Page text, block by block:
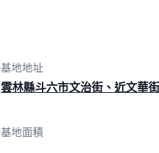
基地地址
雲林縣斗六市文治街、近文華
基地面積